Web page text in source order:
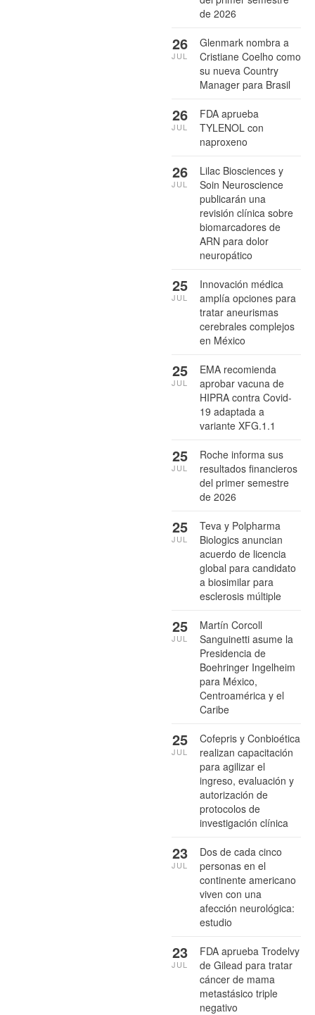
de 2026
Glenmark nombra a
Cristiane Coelho como
su nueva Country
Manager para Brasil
26
JUL
FDA aprueba
TYLENOL con
naproxeno
26
JUL
Lilac Biosciences y
Soin Neuroscience
publicarán una
revisión clínica sobre
biomarcadores de
ARN para dolor
neuropático
26
JUL
Innovación médica
amplía opciones para
tratar aneurismas
cerebrales complejos
en México
25
JUL
EMA recomienda
aprobar vacuna de
HIPRA contra Covid-
19 adaptada a
variante XFG.1.1
25
JUL
Roche informa sus
resultados financieros
del primer semestre
de 2026
25
JUL
Teva y Polpharma
Biologics anuncian
acuerdo de licencia
global para candidato
a biosimilar para
esclerosis múltiple
25
JUL
Martín Corcoll
Sanguinetti asume la
Presidencia de
Boehringer Ingelheim
para México,
Centroamérica y el
Caribe
25
JUL
Cofepris y Conbioética
realizan capacitación
para agilizar el
ingreso, evaluación y
autorización de
protocolos de
investigación clínica
25
JUL
Dos de cada cinco
personas en el
continente americano
viven con una
afección neurológica:
estudio
23
JUL
FDA aprueba Trodelvy
de Gilead para tratar
cáncer de mama
metastásico triple
negativo
23
JUL